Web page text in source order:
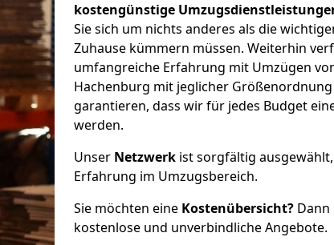
kostengünstige
Sie sich um nichts anderes als die
Zuhause kümmern müssen. Weiterhin
umfangreiche Erfahrung mit Umzügen
Hachenburg mit jeglicher
garantieren, dass wir für jedes Budget
werden.
Unser Netzwerk ist sorgfältig
Erfahrung im Umzugsbereich.
Sie möchten eine Kostenübersicht? Dann
kostenlose und unverbindliche Angebote.